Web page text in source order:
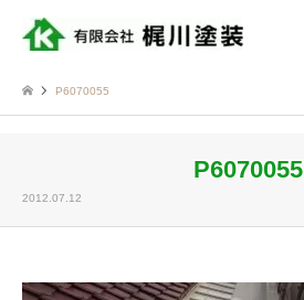
P6070055
P6070055
2012.07.12